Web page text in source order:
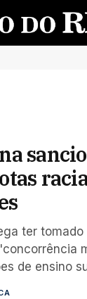
ter
de ensino